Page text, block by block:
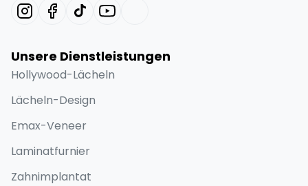
Unsere Dienstleistungen
Hollywood-Lächeln
Lächeln-Design
Emax-Veneer
Laminatfurnier
Zahnimplantat